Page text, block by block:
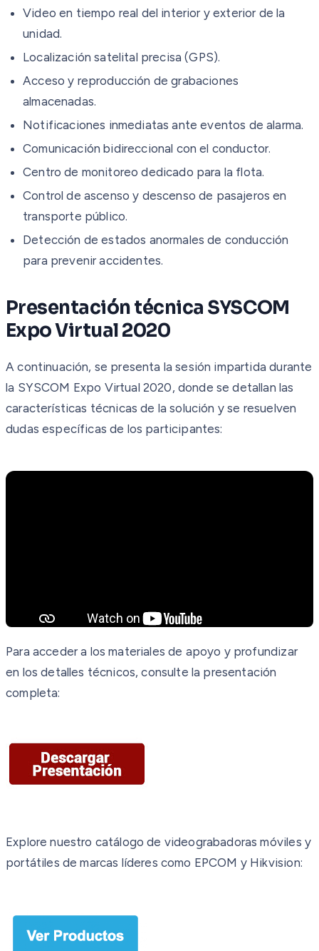
Video en tiempo real del interior y exterior de la
unidad.
Localización satelital precisa (GPS).
Acceso y reproducción de grabaciones
almacenadas.
Notificaciones inmediatas ante eventos de alarma.
Comunicación bidireccional con el conductor.
Centro de monitoreo dedicado para la flota.
Control de ascenso y descenso de pasajeros en
transporte público.
Detección de estados anormales de conducción
para prevenir accidentes.
Presentación técnica SYSCOM
Expo Virtual 2020
A continuación, se presenta la sesión impartida durante
la SYSCOM Expo Virtual 2020, donde se detallan las
características técnicas de la solución y se resuelven
dudas específicas de los participantes:
Para acceder a los materiales de apoyo y profundizar
en los detalles técnicos, consulte la presentación
completa:
Explore nuestro catálogo de videograbadoras móviles y
portátiles de marcas líderes como EPCOM y Hikvision: